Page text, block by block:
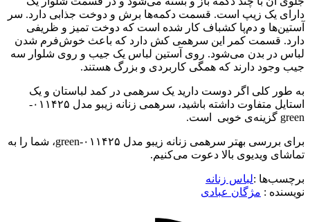
دارای یک زیپ است. قسمت دکمه‌ها برش و دوخت جذابی دارد. سر
آستین‌ها و دم‌پا کشباف کار شده است که دوخت تمیز و ظریفی
دارد. قسمت کمر این سرهمی کش دارد که باعث خوش‌فرم شدن
لباس در بدن می‌شود. روی آستین لباس یک جیب و روی شلوار سه
جیب وجود دارند که همگی کاربردی و بزرگ هستند.
به طور کلی اگر دوست دارید یک سرهمی در کمد لباستان و یک
استایل متفاوت داشته باشید، سرهمی زنانه زیبو مدل ۰۱۱۴۲۵-
green گزینه‌ی خوبی است.
برای بررسی بهتر سرهمی زنانه زیبو مدل ۰۱۱۴۲۵-green، شما را به
تماشای ویدیوی بالا دعوت می‌کنیم.
برچسب‌ها :لباس زنانه
نویسنده :‌ مژگان عبادی